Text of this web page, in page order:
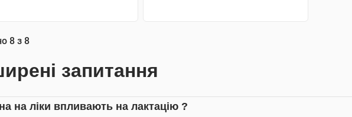
8 з 8
запитання
на ліки впливають на лактацію ?